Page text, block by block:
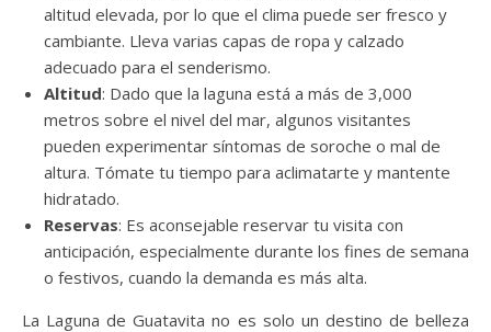
altitud elevada, por lo que el clima puede ser fresco y
cambiante. Lleva varias capas de ropa y calzado
adecuado para el senderismo.
Altitud: Dado que la laguna está a más de 3,000
metros sobre el nivel del mar, algunos visitantes
pueden experimentar síntomas de soroche o mal de
altura. Tómate tu tiempo para aclimatarte y mantente
hidratado.
Reservas: Es aconsejable reservar tu visita con
anticipación, especialmente durante los fines de semana
o festivos, cuando la demanda es más alta.
La Laguna de Guatavita no es solo un destino de belleza